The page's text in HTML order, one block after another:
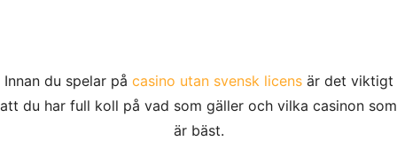
Innan du spelar på casino utan svensk licensär det viktigt
att du har full koll på vad som gäller och vilka casinon som
är bäst.